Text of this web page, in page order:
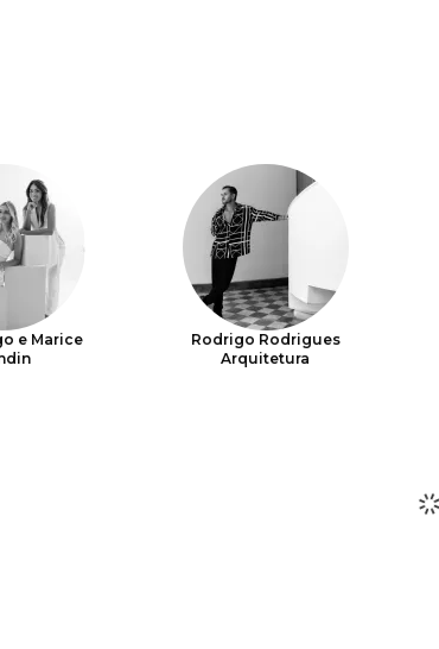
e Marice
Rodrigo Rodrigues
Arquitetura